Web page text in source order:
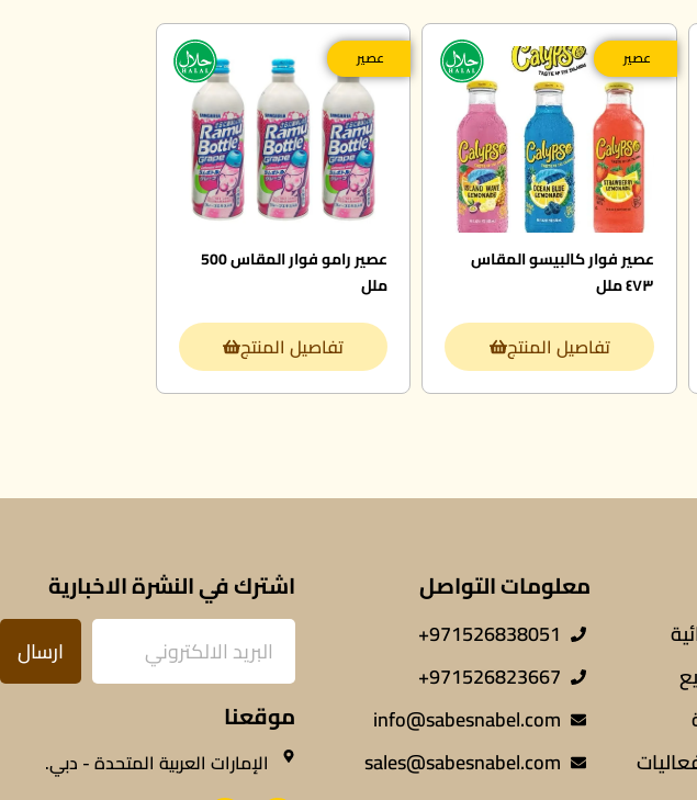
عصير
عصير فوار كالبيسو المقاس
٤٧٣ ملل
تفاصيل المنتج
عصير
عصير رامو فوار المقاس 500
ملل
تفاصيل المنتج
معلومات التواصل
971526838051+
971526823667+
info@sabesnabel.com
sales@sabesnabel.com
اشترك في النشرة الاخبارية
ارسال
موقعنا
الإمارات العربية المتحدة - دبي.